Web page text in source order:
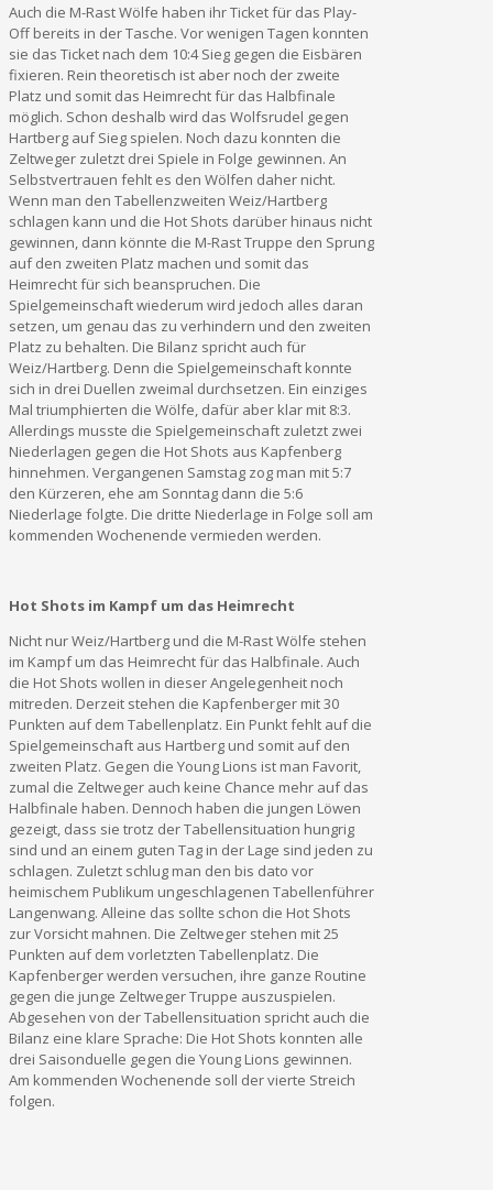
Auch die M-Rast Wölfe haben ihr Ticket für das Play-
Off bereits in der Tasche. Vor wenigen Tagen konnten
sie das Ticket nach dem 10:4 Sieg gegen die Eisbären
fixieren. Rein theoretisch ist aber noch der zweite
Platz und somit das Heimrecht für das Halbfinale
möglich. Schon deshalb wird das Wolfsrudel gegen
Hartberg auf Sieg spielen. Noch dazu konnten die
Zeltweger zuletzt drei Spiele in Folge gewinnen. An
Selbstvertrauen fehlt es den Wölfen daher nicht.
Wenn man den Tabellenzweiten Weiz/Hartberg
schlagen kann und die Hot Shots darüber hinaus nicht
gewinnen, dann könnte die M-Rast Truppe den Sprung
auf den zweiten Platz machen und somit das
Heimrecht für sich beanspruchen. Die
Spielgemeinschaft wiederum wird jedoch alles daran
setzen, um genau das zu verhindern und den zweiten
Platz zu behalten. Die Bilanz spricht auch für
Weiz/Hartberg. Denn die Spielgemeinschaft konnte
sich in drei Duellen zweimal durchsetzen. Ein einziges
Mal triumphierten die Wölfe, dafür aber klar mit 8:3.
Allerdings musste die Spielgemeinschaft zuletzt zwei
Niederlagen gegen die Hot Shots aus Kapfenberg
hinnehmen. Vergangenen Samstag zog man mit 5:7
den Kürzeren, ehe am Sonntag dann die 5:6
Niederlage folgte. Die dritte Niederlage in Folge soll am
kommenden Wochenende vermieden werden.
Hot Shots im Kampf um das Heimrecht
Nicht nur Weiz/Hartberg und die M-Rast Wölfe stehen
im Kampf um das Heimrecht für das Halbfinale. Auch
die Hot Shots wollen in dieser Angelegenheit noch
mitreden. Derzeit stehen die Kapfenberger mit 30
Punkten auf dem Tabellenplatz. Ein Punkt fehlt auf die
Spielgemeinschaft aus Hartberg und somit auf den
zweiten Platz. Gegen die Young Lions ist man Favorit,
zumal die Zeltweger auch keine Chance mehr auf das
Halbfinale haben. Dennoch haben die jungen Löwen
gezeigt, dass sie trotz der Tabellensituation hungrig
sind und an einem guten Tag in der Lage sind jeden zu
schlagen. Zuletzt schlug man den bis dato vor
heimischem Publikum ungeschlagenen Tabellenführer
Langenwang. Alleine das sollte schon die Hot Shots
zur Vorsicht mahnen. Die Zeltweger stehen mit 25
Punkten auf dem vorletzten Tabellenplatz. Die
Kapfenberger werden versuchen, ihre ganze Routine
gegen die junge Zeltweger Truppe auszuspielen.
Abgesehen von der Tabellensituation spricht auch die
Bilanz eine klare Sprache: Die Hot Shots konnten alle
drei Saisonduelle gegen die Young Lions gewinnen.
Am kommenden Wochenende soll der vierte Streich
folgen.